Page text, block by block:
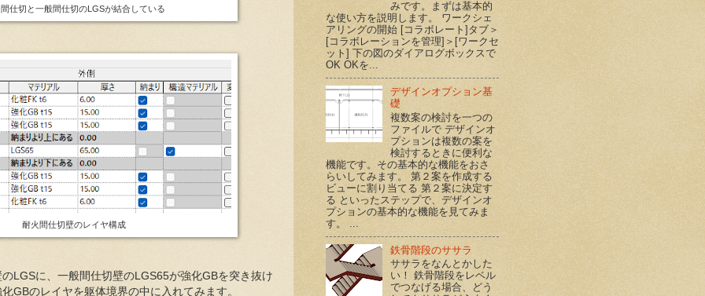
仕切と一般間仕切のLGSが結合している
耐火間仕切壁のレイヤ構成
LGSに、一般間仕切壁のLGS65が強化GBを突き抜け
GBのレイヤを躯体境界の中に入れてみます。
みです。まずは基本的
な使い方を説明します。 ワークシェ
アリングの開始 [コラボレート]タブ＞
[コラボレーションを管理]＞[ワークセ
ット] 下の図のダイアログボックスで
OK OKを...
デザインオプション基
礎
複数案の検討を一つの
ファイルで デザインオ
プションは複数の案を
検討するときに便利な
機能です。その基本的な機能をおさ
らいしてみます。 第２案を作成する
ビューに割り当てる 第２案に決定す
る といったステップで、デザインオ
プションの基本的な機能を見てみま
す。 ...
鉄骨階段のササラ
ササラをなんとかした
い！ 鉄骨階段をレベル
でつなげる場合、どう